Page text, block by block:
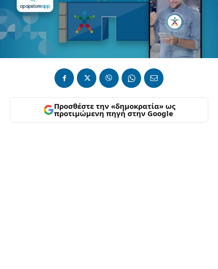
Προσθέστε την «δημοκρατία» ως
προτιμώμενη πηγή στην Google